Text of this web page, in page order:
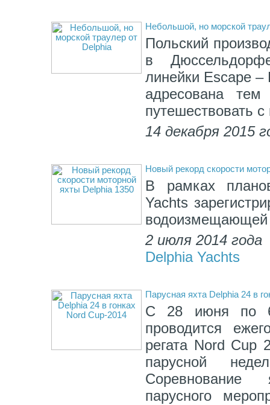
Небольшой, но морской
Польский
в
линейки Escape –
адресована
путешествовать
14 декабря 2015
Новый рекорд скорости
В рамках
Yachts
водоизмещающей
2 июля 2014 года
Delphia Yachts
Парусная яхта Delphia 24 в
С 28 июня по
проводится
регата Nord Cup
парусной
Соревнование
парусного